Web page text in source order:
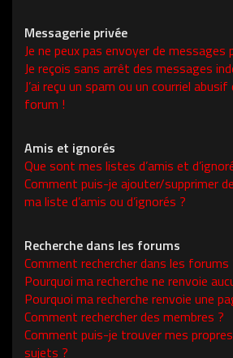
Messagerie privée
Je ne peux pas envoyer de messages
Je reçois sans arrêt des messages
J’ai reçu un spam ou un courriel abusif
forum !
Amis et ignorés
Que sont mes listes d’amis et
Comment puis-je ajouter/supprimer
ma liste d’amis ou d’ignorés ?
Recherche dans les forums
Comment rechercher dans les forums
Pourquoi ma recherche ne renvoie
Pourquoi ma recherche renvoie une
Comment rechercher des membres ?
Comment puis-je trouver mes
sujets ?